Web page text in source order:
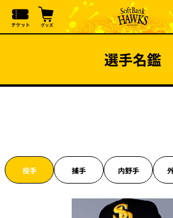
選手名鑑
投手 捕手 内野手